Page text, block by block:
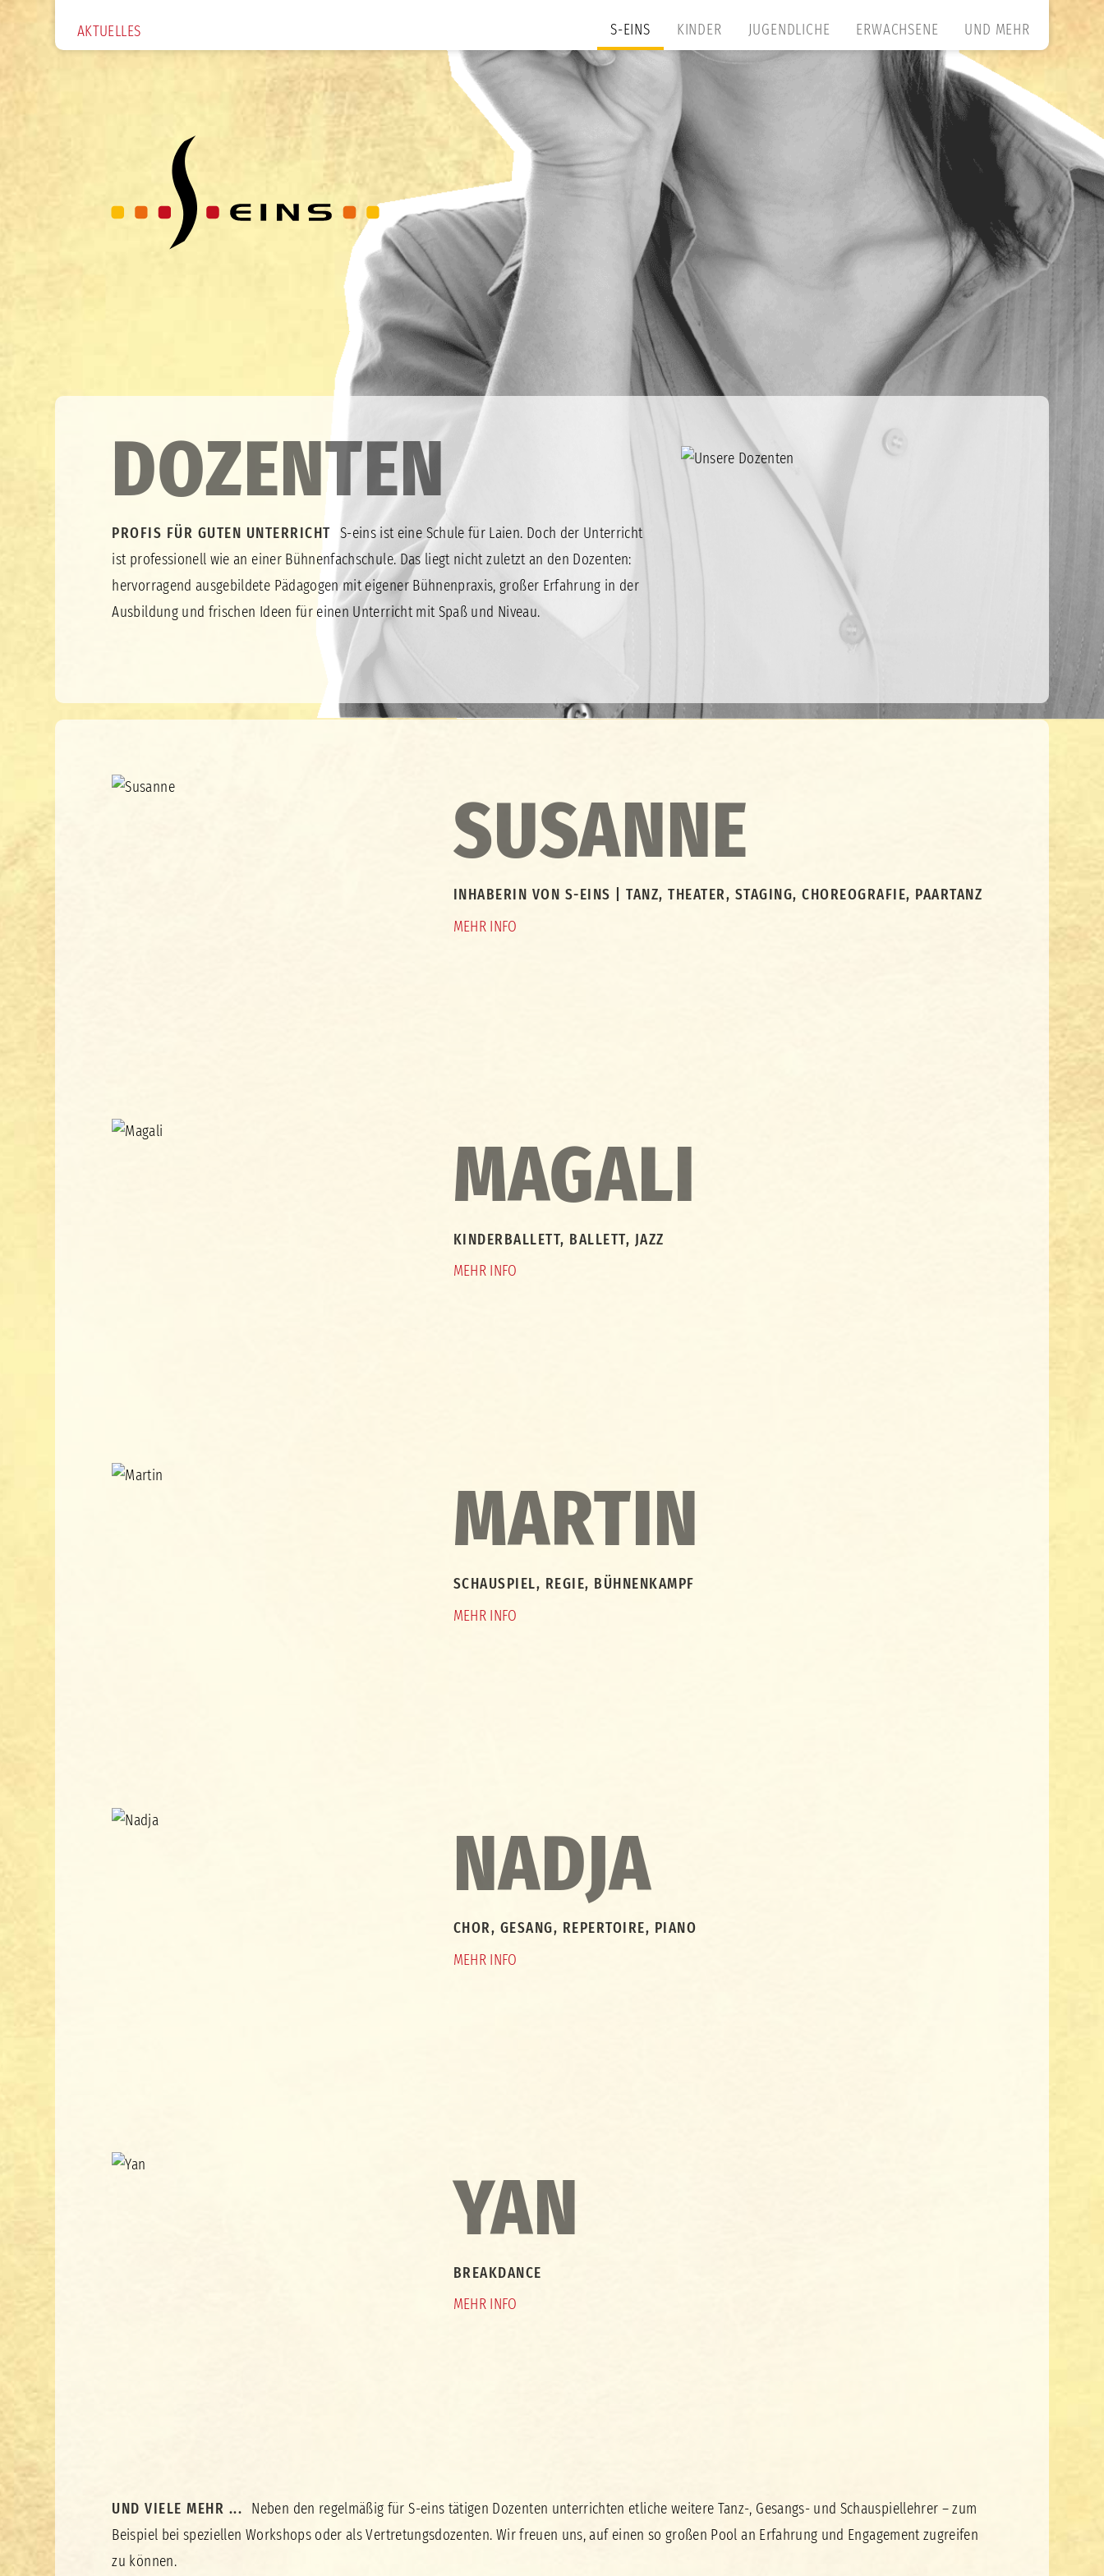
S-EINS KINDER JUGENDLICHE ERWACHSENE UND MEHR
AKTUELLES
DOZENTEN
PROFIS FÜR GUTEN UNTERRICHT S-eins ist eine Schule für Laien. Doch der Unterricht
ist professionell wie an einer Bühnenfachschule. Das liegt nicht zuletzt an den Dozenten:
hervorragend ausgebildete Pädagogen mit eigener Bühnenpraxis, großer Erfahrung in der
Ausbildung und frischen Ideen für einen Unterricht mit Spaß und Niveau.
SUSANNE
INHABERIN VON S-EINS | TANZ, THEATER, STAGING, CHOREOGRAFIE, PAARTANZ
MEHR INFO
MAGALI
KINDERBALLETT, BALLETT, JAZZ
MEHR INFO
MARTIN
SCHAUSPIEL, REGIE, BÜHNENKAMPF
MEHR INFO
NADJA
CHOR, GESANG, REPERTOIRE, PIANO
MEHR INFO
YAN
BREAKDANCE
MEHR INFO
UND VIELE MEHR ...
Neben den regelmäßig für S-eins tätigen Dozenten unterrichten etliche weitere Tanz-, Gesangs- und Schauspiellehrer – zum
Beispiel bei speziellen Workshops oder als Vertretungsdozenten. Wir freuen uns, auf einen so großen Pool an Erfahrung und Engagement zugreifen
zu können.